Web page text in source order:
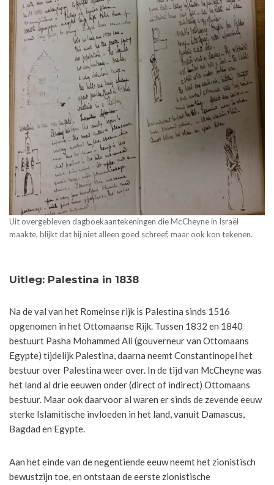
Uit overgebleven dagboekaantekeningen die McCheyne in Israël
maakte, blijkt dat hij niet alleen goed schreef, maar ook kon tekenen.
Uitleg: Palestina in 1838
Na de val van het Romeinse rijk is Palestina sinds 1516
opgenomen in het Ottomaanse Rijk. Tussen 1832 en 1840
bestuurt Pasha Mohammed Ali (gouverneur van Ottomaans
Egypte) tijdelijk Palestina, daarna neemt Constantinopel het
bestuur over Palestina weer over. In de tijd van McCheyne was
het land al drie eeuwen onder (direct of indirect) Ottomaans
bestuur. Maar ook daarvoor al waren er sinds de zevende eeuw
sterke Islamitische invloeden in het land, vanuit Damascus,
Bagdad en Egypte.
Aan het einde van de negentiende eeuw neemt het zionistisch
bewustzijn toe, en ontstaan de eerste zionistische